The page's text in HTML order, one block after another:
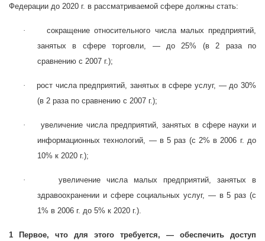
Федерации до 2020 г. в рассматриваемой сфере должны стать:
·
сокращение относительного числа малых предприятий,
занятых в сфере торговли, — до 25% (в 2 раза по
сравнению с 2007 г.);
·
рост числа предприятий, занятых в сфере услуг, — до 30%
(в 2 раза по сравнению с 2007 г.);
·
увеличение числа предприятий, занятых в сфере науки и
информационных технологий, — в 5 раз (с 2% в2006 г. до
10% к 2020 г.);
·
увеличение числа малых предприятий, занятых в
здравоохранении и сфере социальных услуг, — в 5 раз (с
1% в 2006 г. до 5% к 2020 г.).
1 Первое, что для этого требуется, — обеспечить доступ